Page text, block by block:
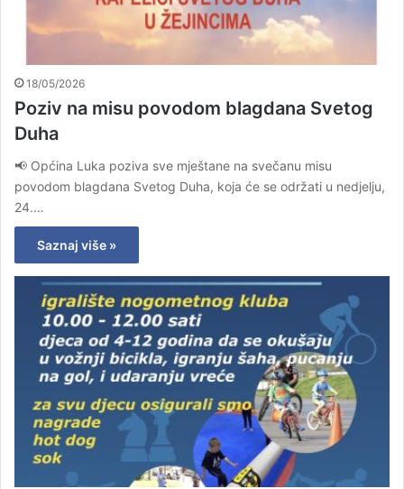
18/05/2026
Poziv na misu povodom blagdana Svetog
Duha
📢 Općina Luka poziva sve mještane na svečanu misu
povodom blagdana Svetog Duha, koja će se održati u nedjelju,
24.…
Saznaj više »